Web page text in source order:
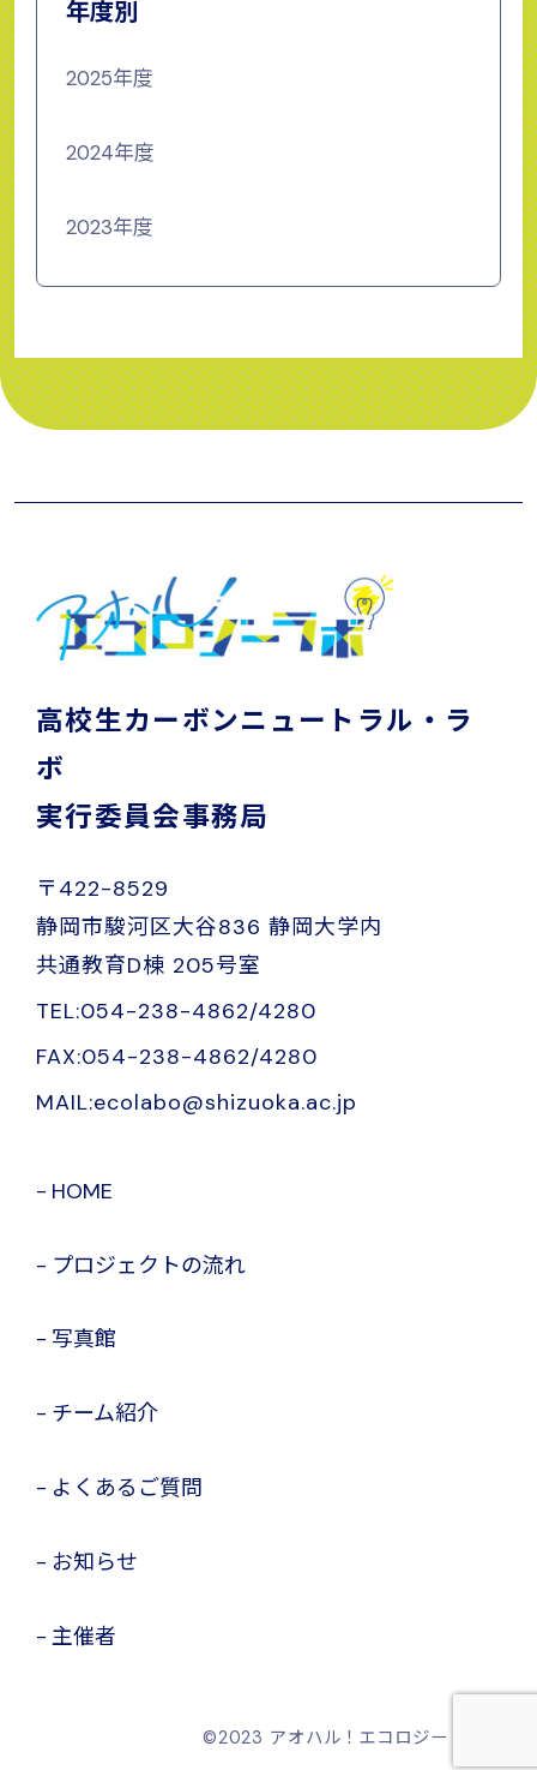
年度別
2025年度
2024年度
2023年度
高校生カーボンニュートラル・ラ
ボ
実行委員会事務局
〒422-8529
静岡市駿河区大谷836 静岡大学内
共通教育D棟 205号室
TEL:054-238-4862/4280
FAX:054-238-4862/4280
MAIL:ecolabo@shizuoka.ac.jp
HOME
プロジェクトの流れ
写真館
チーム紹介
よくあるご質問
お知らせ
主催者
©️2023 アオハル！エコロジー・ラボ